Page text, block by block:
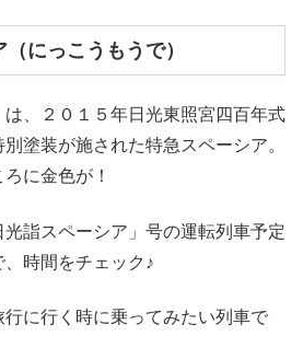
にっこうもうで）
は、２０１５年日光東照宮四百年式
塗装が施された特急スペーシア。
に金色が！
詣スペーシア」号の運転列車予定
時間をチェック♪
行に行く時に乗ってみたい列車で